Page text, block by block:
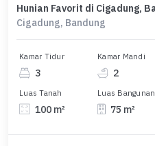
Cigadung, Bandung
Kamar Tidur
3
Kamar Mandi
2
Luas Tanah
100 m²
Luas Bangunan
75 m²